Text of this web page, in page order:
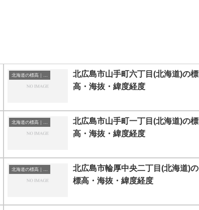
北広島市山手町六丁目(北海道)の標
高・海抜・緯度経度
北広島市山手町一丁目(北海道)の標
高・海抜・緯度経度
北広島市輪厚中央二丁目(北海道)の
標高・海抜・緯度経度